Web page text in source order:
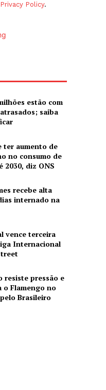
Privacy Policy.
estão com
saiba
ter aumento de
no consumo de
2030, diz ONS
recebe alta
internado na
vence terceira
Internacional
resiste pressão e
o Flamengo no
Brasileiro